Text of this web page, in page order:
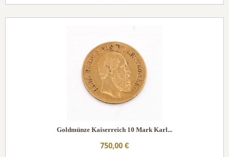
Goldmünze Kaiserreich 10 Mark Karl...
750,00 €